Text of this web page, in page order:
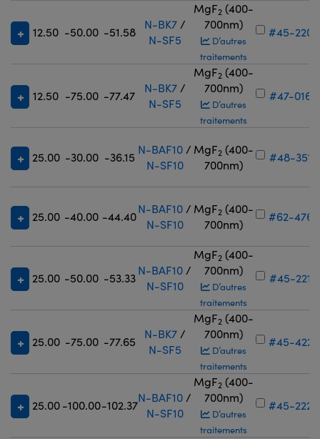
12.50 -50.00 -51.58
N-BK7/
N-SF5
MgF2 (400-
700nm)
D’autres
traitements
#45-220
12.50 -75.00 -77.47
N-BK7/
N-SF5
MgF2 (400-
700nm)
D’autres
traitements
#47-016
25.00 -30.00 -36.15
N-BAF10 /
N-SF10
MgF2 (400-
700nm)
#48-351
25.00 -40.00 -44.40
N-BAF10 /
N-SF10
MgF2 (400-
700nm)
#62-476
25.00 -50.00 -53.33
N-BAF10 /
N-SF10
MgF2 (400-
700nm)
D’autres
traitements
#45-221
25.00 -75.00 -77.65
N-BK7/
N-SF5
MgF2 (400-
700nm)
D’autres
traitements
#45-422
25.00 -100.00-102.37
N-BAF10 /
N-SF10
MgF2 (400-
700nm)
D’autres
traitements
#45-222